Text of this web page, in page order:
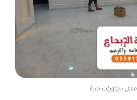
محل ديكورات جدة